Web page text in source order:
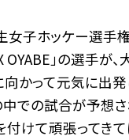
子ホッケー選手
OYABE」の選手が
かって元気に出発
での試合が予想さ
けて頑張ってき